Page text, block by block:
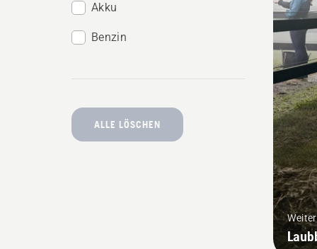
Akku
Benzin
ALLE LÖSCHEN